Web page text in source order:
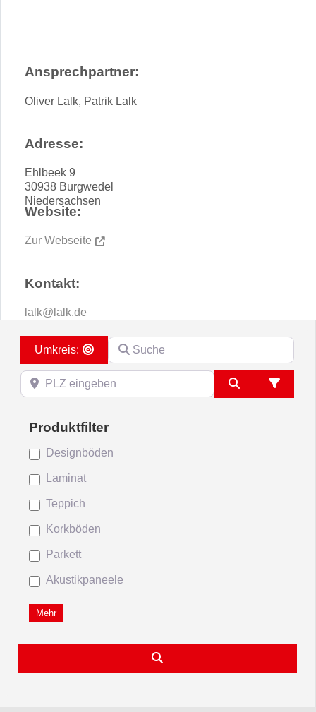
Ansprechpartner:
Oliver Lalk, Patrik Lalk
Adresse:
Ehlbeek 9
30938 Burgwedel
Niedersachsen
Website:
Zur Webseite
Kontakt:
lalk@ lalk.de
Search By Distance
Suche
PLZ eingeben
Suchen
Designböden
Laminat
Teppich
Korkböden
Parkett
Akustikpaneele
Mehr